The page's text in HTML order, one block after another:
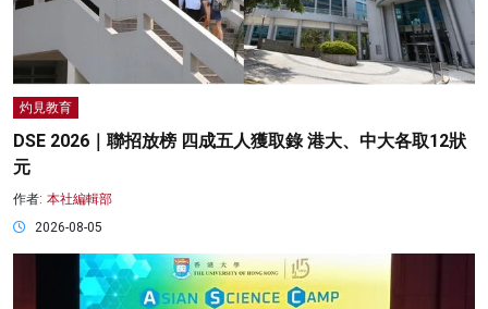
灼見教育
DSE 2026｜聯招放榜 四成五人獲取錄 港大、中大各取12狀
元
作者: 本社編輯部
2026-08-05